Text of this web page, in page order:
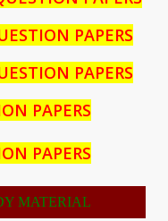
PAPERS
PAPERS
PAPERS
PAPERS
MATERIAL